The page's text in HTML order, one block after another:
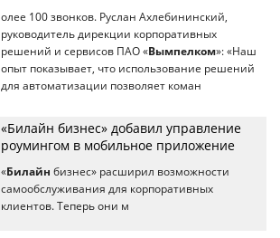
олее 100 звонков. Руслан Ахлебининский,
руководитель дирекции корпоративных
решений и сервисов ПАО «Вымпелком»: «Наш
опыт показывает, что использование решений
для автоматизации позволяет коман
«Билайн бизнес» добавил управление
роумингом в мобильное приложение
«Билайн бизнес» расширил возможности
самообслуживания для корпоративных
клиентов. Теперь они м